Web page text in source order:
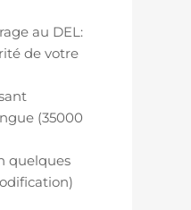
au DEL:
de votre
(35000
quelques